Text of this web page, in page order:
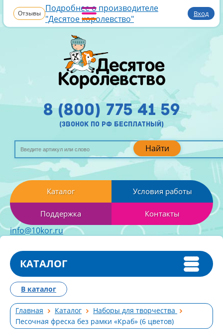
Отзывы Подробнее о производителе
"Десятое королевство"
Вход
Найти
8 (800) 775 41 59
(звонок по рф бесплатный)
Каталог Условия работы
Поддержка Контакты
info@10kor.ru
КАТАЛОГ
Главная Каталог
Наборы для творчества
Песочная фреска без рамки «Краб» (6 цветов)
В каталог